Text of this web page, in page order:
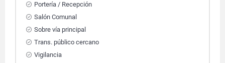
Portería / Recepción
Salón Comunal
Sobre vía principal
Trans. público cercano
Vigilancia